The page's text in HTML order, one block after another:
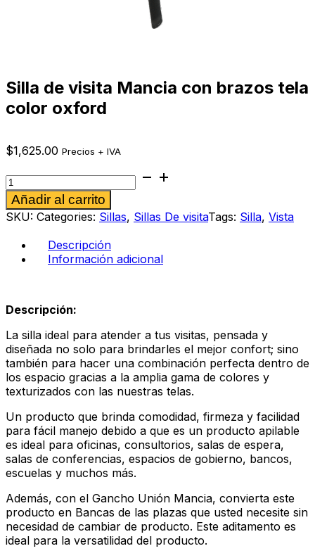
Silla de visita Mancia con brazos tela
color oxford
$1,625.00 Precios + IVA
Silla
de
visita
Mancia
con
color
Añadir al carrito
SKU: Categories: Sillas, Sillas De visitaTags: Silla, Vista
Descripción
Información adicional
Descripción:
La silla ideal para atender a tus visitas, pensada y
diseñada no solo para brindarles el mejor confort; sino
también para hacer una combinación perfecta dentro de
los espacio gracias a la amplia gama de colores y
texturizados con las nuestras telas.
Un producto que brinda comodidad, firmeza y facilidad
para fácil manejo debido a que es un producto apilable
es ideal para oficinas, consultorios, salas de espera,
salas de conferencias, espacios de gobierno, bancos,
escuelas y muchos más.
Además, con el Gancho Unión Mancia, convierta este
producto en Bancas de las plazas que usted necesite sin
necesidad de cambiar de producto. Este aditamento es
ideal para la versatilidad del producto.